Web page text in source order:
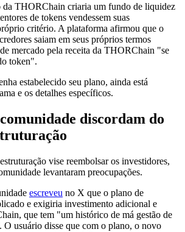
da THORChain criaria um fundo de liquidez
de tokens vendessem suas
critério. A plataforma afirmou que o
saiam em seus próprios termos
mercado pela receita da THORChain "se
token".
estabelecido seu plano, ainda está
e os detalhes específicos.
discordam do
vise reembolsar os investidores,
levantaram preocupações.
escreveu no X que o plano de
e exigiria investimento adicional e
que tem "um histórico de má gestão de
usuário disse que com o plano, o novo